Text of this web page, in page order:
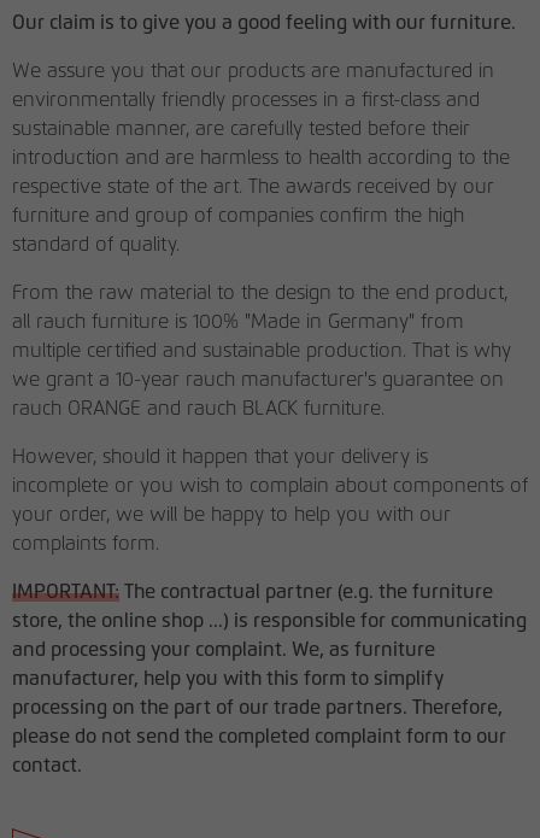
Our claim is to give you a good feeling with our furniture.
We assure you that our products are manufactured in
environmentally friendly processes in a first-class and
sustainable manner, are carefully tested before their
introduction and are harmless to health according to the
respective state of the art. The awards received by our
furniture and group of companies confirm the high
standard of quality.
From the raw material to the design to the end product,
all rauch furniture is 100% "Made in Germany" from
multiple certified and sustainable production. That is why
we grant a 10-year rauch manufacturer's guarantee on
rauch ORANGE and rauch BLACK furniture.
However, should it happen that your delivery is
incomplete or you wish to complain about components of
your order, we will be happy to help you with our
complaints form.
IMPORTANT: The contractual partner (e.g. the furniture
store, the online shop ...) is responsible for communicating
and processing your complaint. We, as furniture
manufacturer, help you with this form to simplify
processing on the part of our trade partners. Therefore,
please do not send the completed complaint form to our
contact.
generierte ID, für die historische
Speicherung Ihrer vorgenommen
Einstellungen, falls der Webseiten-
Betreiber dies eingestellt hat.
Zweck
Verwendet, um die
Attributionsinformationen zu speichern,
den Referrer, der ursprünglich zum
Besuch der Website verwendet wurde
_pk_ses, _pk_cvar, _pk_hsr
matomo.rauchmoebel.de
Laufzeit 30 Minuten
Kurzlebige Cookies, die zur temporären
verwendet werden.